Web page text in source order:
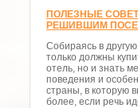
ПОЛЕЗНЫЕ
РЕШИВШИМ
Собираясь в
только должны
отель, но и знать
поведения и
страны, в которую
более, если речь